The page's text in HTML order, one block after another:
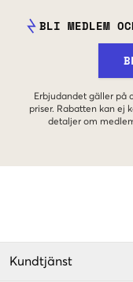
BLI MEDLEM
Erbjudandet gäller på
priser. Rabatten kan ej
detaljer om
Kundtjänst